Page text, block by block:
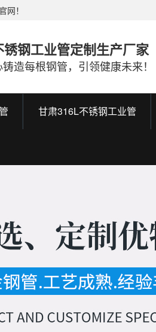
网！
钢工业管定制生产厂家
造每根钢管，引领健康未来！
甘肃316L不锈钢工业管